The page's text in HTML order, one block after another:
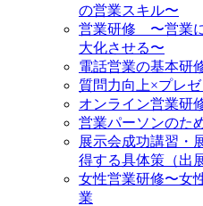
の営業スキル〜
営業研修 〜営業
大化させる〜
電話営業の基本研
質問力向上×プレ
オンライン営業研
営業パーソンのた
展示会成功講習・
得する具体策（出
女性営業研修〜女
業